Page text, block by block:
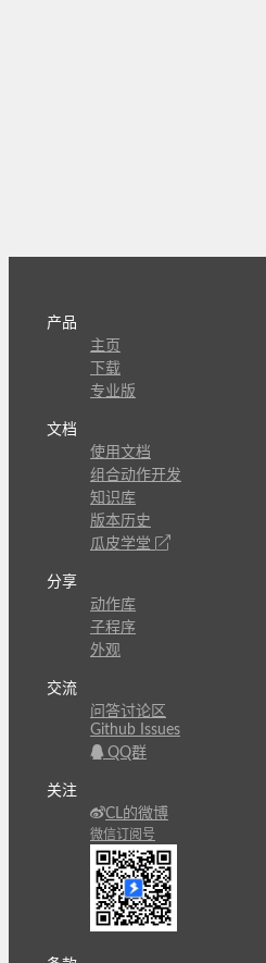
产品
主页
下载
专业版
文档
使用文档
组合动作开发
知识库
版本历史
瓜皮学堂
分享
动作库
子程序
外观
交流
问答讨论区
Github Issues
QQ群
关注
CL的微博
微信订阅号